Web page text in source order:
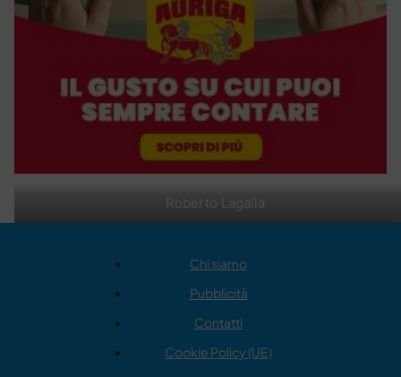
Roberto Lagalla
Chi siamo
Pubblicità
Contatti
Cookie Policy (UE)